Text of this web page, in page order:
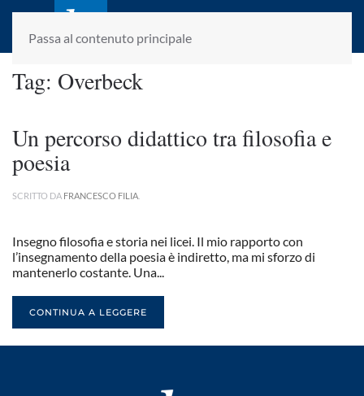
Passa al contenuto principale
laletteraturaenoi.it
fondato da Romano Luperini
Tag: Overbeck
Un percorso didattico tra filosofia e
poesia
SCRITTO DA FRANCESCO FILIA
Insegno filosofia e storia nei licei. Il mio rapporto con
l’insegnamento della poesia è indiretto, ma mi sforzo di
mantenerlo costante. Una...
CONTINUA A LEGGERE